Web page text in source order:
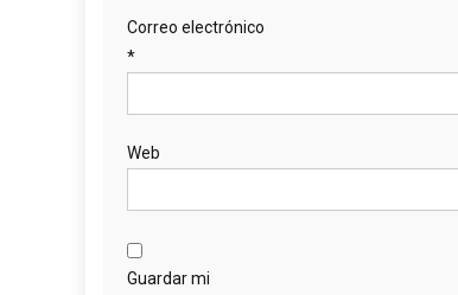
Correo electrónico
*
Web
Guardar mi